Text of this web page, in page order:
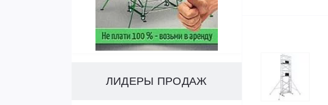
ЛИДЕРЫ ПРОДАЖ